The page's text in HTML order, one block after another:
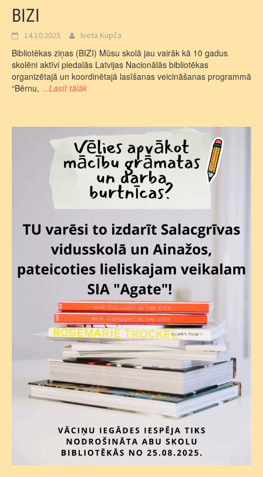
BIZI
14.10.2025 Iveta Kupča
Bibliotēkas ziņas (BIZI) Mūsu skolā jau vairāk kā 10 gadus
skolēni aktīvi piedalās Latvijas Nacionālās bibliotēkas
organizētajā un koordinētajā lasīšanas veicināšanas programmā
“Bērnu, ...Lasīt tālāk